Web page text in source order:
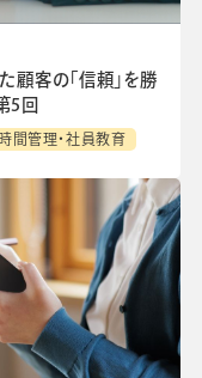
顧客の「信頼」を勝
5回
間管理・社員教育